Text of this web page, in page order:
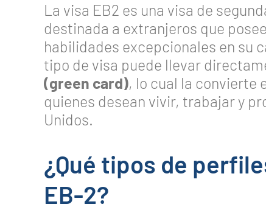
La visa EB2 es una visa de
destinada a extranjeros que
habilidades excepcionales en su
tipo de visa puede llevar
(green card), lo cual la convierte
quienes desean vivir, trabajar y
Unidos.
¿Qué tipos de
EB-2?